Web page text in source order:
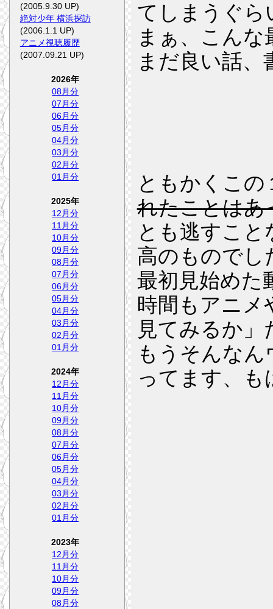
てしまうぐら
まぁ、こん
まだ良い話
ともかくこの
れたことはあ
とも逃すこ
高のものでし
最初見始めた
時間もアニメ
見てみるか
もうそんな
ってます、も
(2005.9.30 UP)
絶対少年 横浜探訪
(2006.1.1 UP)
アニメ視聴履歴
(2007.09.21 UP)
2026年
08月分
07月分
06月分
05月分
04月分
03月分
02月分
01月分
2025年
12月分
11月分
10月分
09月分
08月分
07月分
06月分
05月分
04月分
03月分
02月分
01月分
2024年
12月分
11月分
10月分
09月分
08月分
07月分
06月分
05月分
04月分
03月分
02月分
01月分
2023年
12月分
11月分
10月分
09月分
08月分